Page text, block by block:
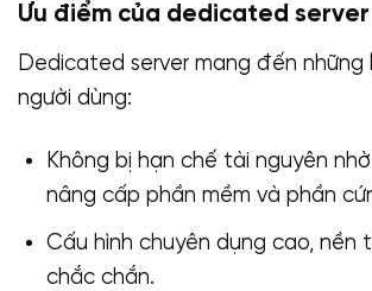
Ưu điểm của dedicated server
Dedicated server mang đến những
người dùng:
Không bị hạn chế tài nguyên
nâng cấp phần mềm và phần
Cấu hình chuyên dụng cao, nền
chắc chắn.